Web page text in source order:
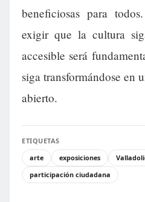
beneficiosas para
exigir que la cultura
accesible será
siga transformándose en
abierto.
ETIQUETAS
arte
exposiciones
participación ciudadana